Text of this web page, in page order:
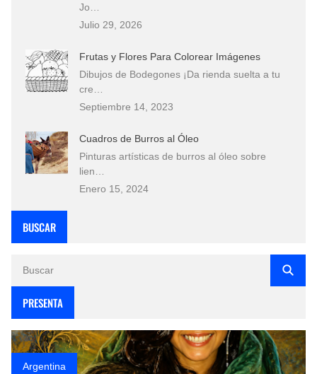
Jo…
Julio 29, 2026
Frutas y Flores Para Colorear Imágenes
Dibujos de Bodegones ¡Da rienda suelta a tu
cre…
Septiembre 14, 2023
Cuadros de Burros al Óleo
Pinturas artísticas de burros al óleo sobre
lien…
Enero 15, 2024
BUSCAR
PRESENTA
Argentina